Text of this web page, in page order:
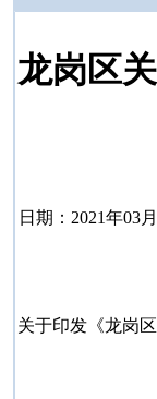
龙岗区
日期：2021年03
关于印发《龙岗